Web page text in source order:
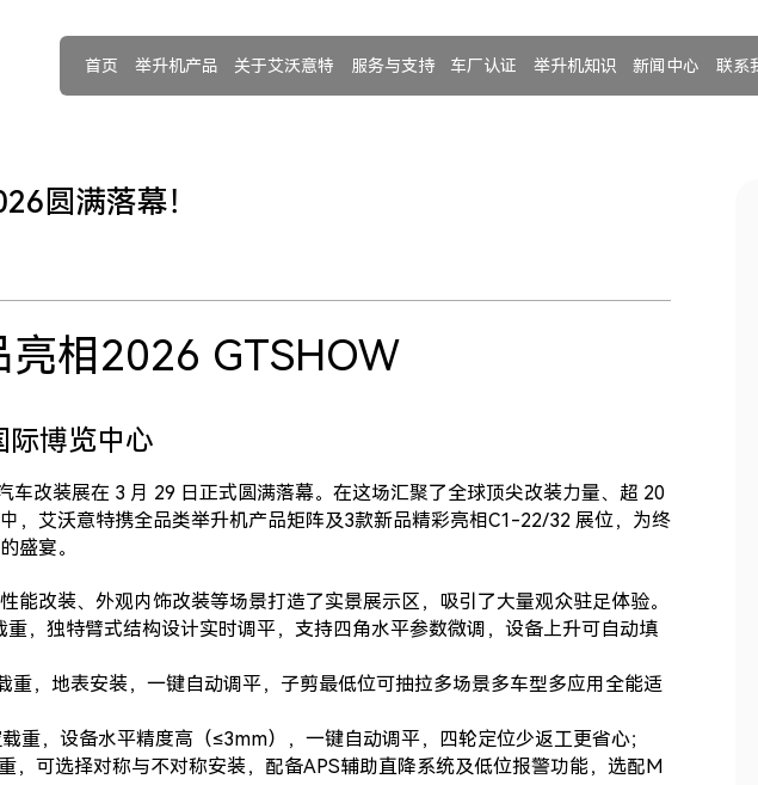
首页 举升机产品 关于艾沃意特 服务与支持 车厂认证 举升机知识 新闻中心 联系
圆满落幕！
相2026 GTSHOW
博览中心
车改装展在 3 月 29 日正式圆满落幕。在这场汇聚了全球顶尖改装力量、超 20
，艾沃意特携全品类举升机产品矩阵及3款新品精彩亮相C1-22/32 展位，为终
盛宴。
能改装、外观内饰改装等场景打造了实景展示区，吸引了大量观众驻足体验。
，独特臂式结构设计实时调平，支持四角水平参数微调，设备上升可自动填
重，地表安装，一键自动调平，子剪最低位可抽拉多场景多车型多应用全能适
重，设备水平精度高（≤3mm），一键自动调平，四轮定位少返工更省心；
，可选择对称与不对称安装，配备APS辅助直降系统及低位报警功能，选配M